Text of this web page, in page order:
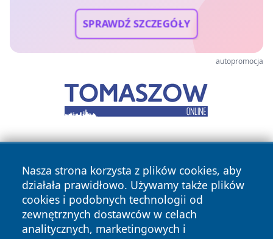
SPRAWDŹ SZCZEGÓŁY
autopromocja
Nasza strona korzysta z plików cookies, aby
działała prawidłowo. Używamy także plików
cookies i podobnych technologii od
zewnętrznych dostawców w celach
analitycznych, marketingowych i
Copyright © 2026 bedzinski24.pl Wszystkie prawa
zastrzeżone.